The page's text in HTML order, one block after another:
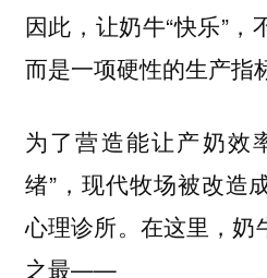
因此，让奶牛“快乐”，
而是一项硬性的生产指
为了营造能让产奶效
绪”，现代牧场被改造
心理诊所。在这里，奶
之最——